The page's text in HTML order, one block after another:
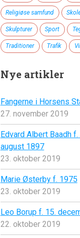
Religiøse samfund
Skulpturer Sport
Traditioner Trafik
Nye artikler
Fangerne i Horsens
27. november 2019
Edvard Albert Baadh
august 1897
23. oktober 2019
Marie Østerby f. 1975
23. oktober 2019
Leo Borup f. 15.
22. oktober 2019